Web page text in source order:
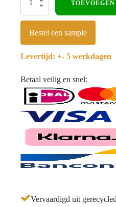
270x60cm
Licht
aantal
Bestel een sample
Levertijd: +- 5 werkdagen
Betaal veilig en snel:
Vervaardigd uit